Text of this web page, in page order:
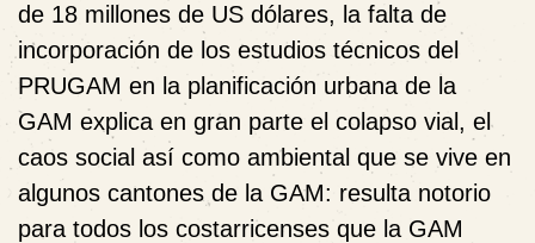
de 18 millones de US dólares, la falta de
incorporación de los estudios técnicos del
PRUGAM en la planificación urbana de la
GAM explica en gran parte el colapso vial, el
caos social así como ambiental que se vive en
algunos cantones de la GAM: resulta notorio
para todos los costarricenses que la GAM